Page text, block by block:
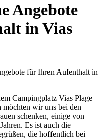
Angebote
in Vias
für Ihren Aufenthalt in
Campingplatz Vias Plage
wir uns bei den
schenken, einige von
Es ist auch die
die hoffentlich bei